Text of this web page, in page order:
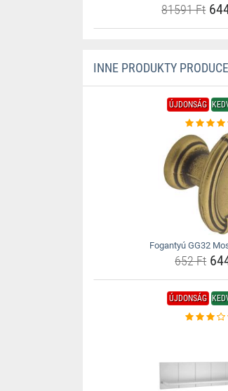
81591 Ft
INNE PRODUKTY
ÚJDONSÁG
Fogantyú GG32
652 Ft
ÚJDONSÁG